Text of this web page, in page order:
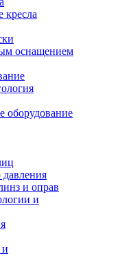
кресла
оснащением
оборудование
давления
и оправ
и
и